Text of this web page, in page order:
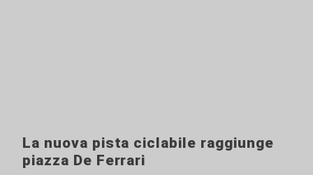
La nuova pista ciclabile raggiunge
piazza De Ferrari